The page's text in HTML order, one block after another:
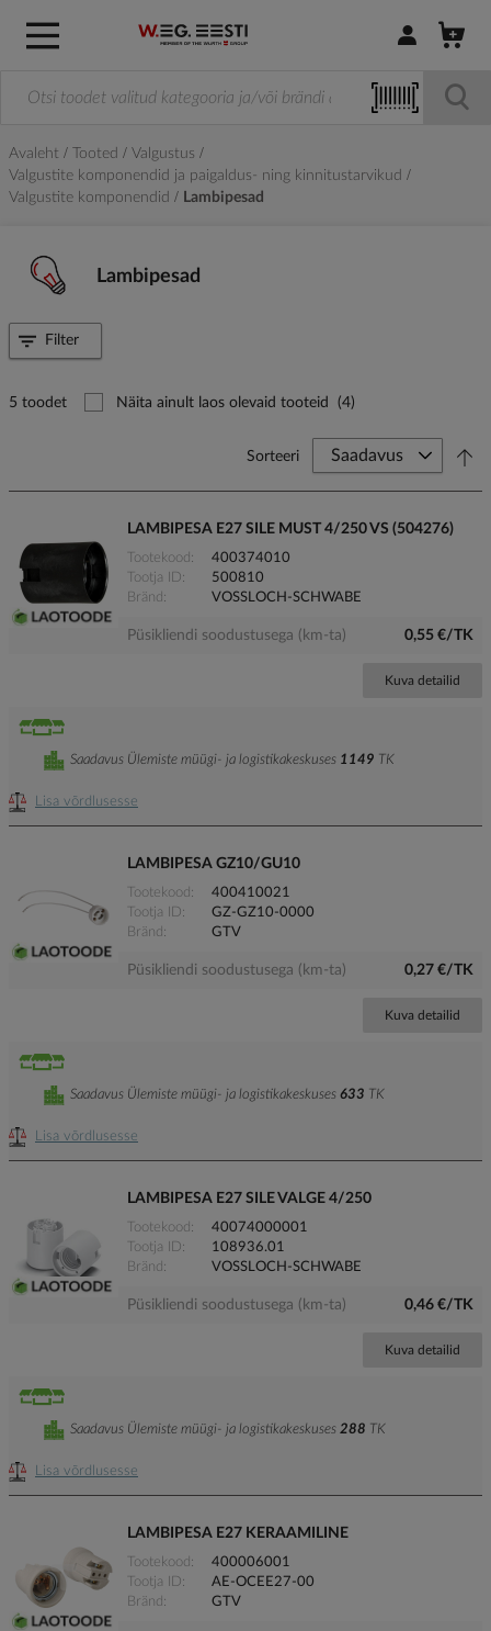
Logi sisse /
Avaleht Tooted
Valgustus
Valgustite komponendid ja paigaldus- ning kinnitustarvikud
Valgustite komponendid
Lambipesad
Lambipesad
5 toodet Näita ainult laos olevaid tooteid (4)
Sorteeri
LAMBIPESA E27 SILE MUST 4/250 VS (504276)
Tootekood
400374010
Tootja ID
500810
Bränd
VOSSLOCH-SCHWABE
Püsikliendi soodustusega (km-ta) 0,55 €/TK
Kuva detailid
Lisa võrdlusesse
Saadavus Ülemiste müügi- ja logistikakeskuses 1149 TK
LAMBIPESA GZ10/GU10
Tootekood
400410021
Tootja ID
GZ-GZ10-0000
Bränd
GTV
Püsikliendi soodustusega (km-ta) 0,27 €/TK
Kuva detailid
Lisa võrdlusesse
Saadavus Ülemiste müügi- ja logistikakeskuses 633 TK
LAMBIPESA E27 SILE VALGE 4/250
Tootekood
40074000001
Tootja ID
108936.01
Bränd
VOSSLOCH-SCHWABE
Püsikliendi soodustusega (km-ta) 0,46 €/TK
Kuva detailid
Lisa võrdlusesse
Saadavus Ülemiste müügi- ja logistikakeskuses 288 TK
LAMBIPESA E27 KERAAMILINE
Tootekood
400006001
Tootja ID
AE-OCEE27-00
Bränd
GTV
Filter